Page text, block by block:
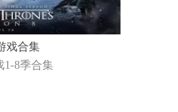
戏合集
1-8季合集